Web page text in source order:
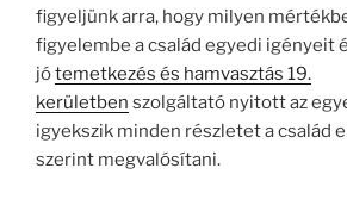
figyeljünk arra, hogy milyen
figyelembe a család egyedi igényeit
jótemetkezés és hamvasztás 19.
kerületben szolgáltató nyitott az
igyekszik minden részletet a család
szerint megvalósítani.